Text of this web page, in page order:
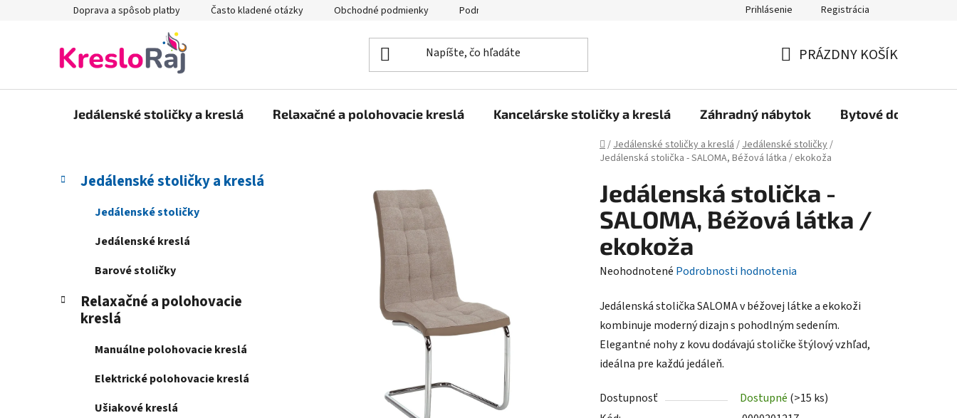
Doprava a spôsob platby Často kladené otázky Obchodné podmienky Podmienky ochrany osobných údajov Reklamačný poriadok, Záručné podmienky Reklamačný formulár
Prihlásenie Registrácia
KOŠÍK
PRÁZDNY KOŠÍK
Jedálenské stoličky a kreslá Relaxačné a polohovacie kreslá Kancelárske stoličky a kreslá Záhradný nábytok Bytové doplnky
Domov
/Jedálenské stoličky a kreslá/Jedálenské stoličky/
Jedálenská stolička - SALOMA, Béžová látka / ekokoža
B
n
Preskočiť
kategórie
K
a
e
Jedálenské stoličky a kreslá
Jedálenské stoličky
Jedálenské kreslá
Barové stoličky
Relaxačné a polohovacie
kreslá
Manuálne polohovacie kreslá
Elektrické polohovacie kreslá
Ušiakové kreslá
Jedálenská stolička -
SALOMA, Béžová látka /
ekokoža
Priemerné
produktu
je
0,0
z
hviezdičiek.
Neohodnotené Podrobnosti hodnotenia
Jedálenská stolička SALOMA v béžovej látke a ekokoži
kombinuje moderný dizajn s pohodlným sedením.
Elegantné nohy z kovu dodávajú stoličke štýlový vzhľad,
ideálna pre každú jedáleň.
Dostupnosť Dostupné (>15 ks)